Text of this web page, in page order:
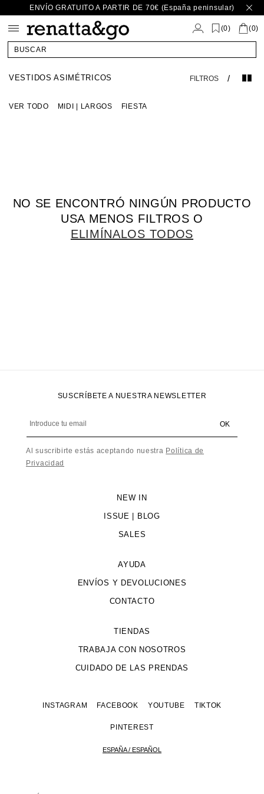
ENVÍO GRATUITO A PARTIR DE 70€ (España peninsular)
BUSCAR
(0) (0)
VESTIDOS ASIMÉTRICOS
VER TODO MIDI | LARGOS FIESTA
FILTROS /
NO SE ENCONTRÓ NINGÚN PRODUCTO
USA MENOS FILTROS O
ELIMÍNALOS TODOS
SUSCRÍBETE A NUESTRA NEWSLETTER
Introduce tu email OK
Al suscribirte estás aceptando nuestra Política de
Privacidad
NEW IN
ISSUE | BLOG
SALES
AYUDA
ENVÍOS Y DEVOLUCIONES
CONTACTO
TIENDAS
TRABAJA CON NOSOTROS
CUIDADO DE LAS PRENDAS
INSTAGRAM FACEBOOK YOUTUBE TIKTOK
PINTEREST
ESPAÑA / ESPAÑOL